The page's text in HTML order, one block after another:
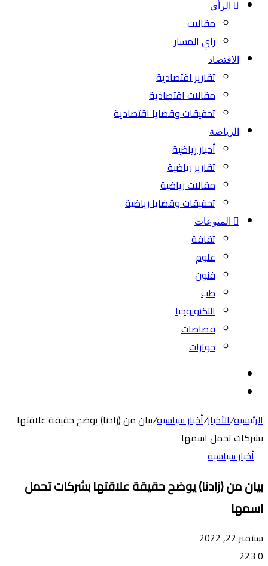
الرأي
مقالات
راي المسار
الاقتصاد
تقارير اقتصادية
مقالات اقتصادية
تحقيقات وقضايا اقتصادية
الرياضة
أخبار رياضية
تقارير رياضية
مقالات رياضية
تحقيقات وقضايا رياضية
المنوعات
ثقافة
علوم
فنون
طب
التكنولوجيا
قصاصات
حوارات
الرئيسية/الأخبار/أخبار سياسية/بيان من (زادنا) يوضح حقيقة علاقتها
بشركات تحمل اسمها
أخبار سياسية
بيان من (زادنا) يوضح حقيقة علاقتها بشركات تحمل
اسمها
سبتمبر 22, 2022
0